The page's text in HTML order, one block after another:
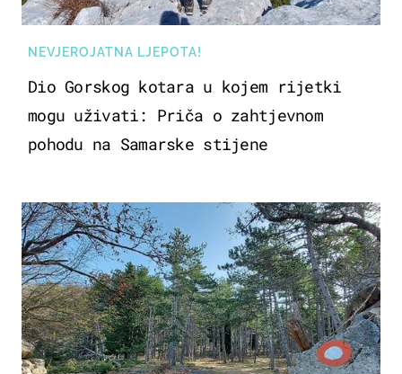
NEVJEROJATNA LJEPOTA!
Dio Gorskog kotara u kojem rijetki
mogu uživati: Priča o zahtjevnom
pohodu na Samarske stijene